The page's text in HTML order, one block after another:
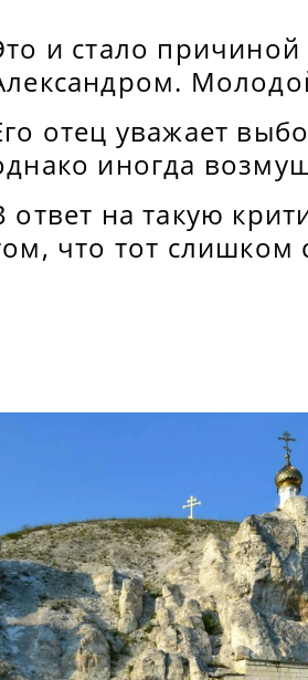
и стало
отец уважает
иногда
ответ на такую
что тот слишком